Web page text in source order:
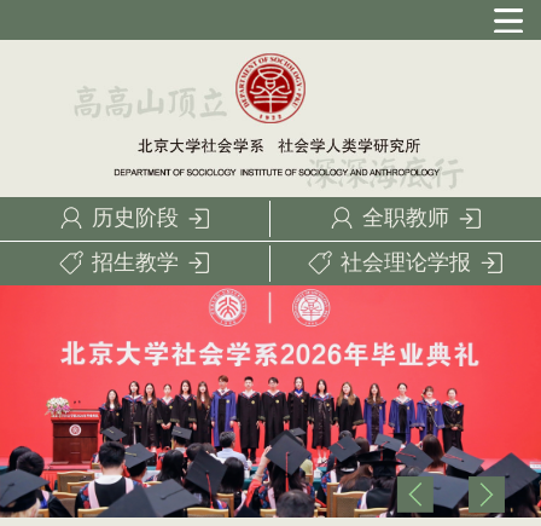
历史阶段
全职教师
招生教学
社会理论学报